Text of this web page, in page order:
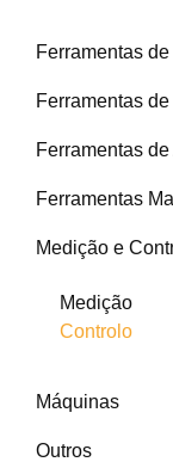
Ferramentas
Ferramentas
Ferramentas
Ferramentas
Medição e
Medição
Controlo
Máquinas
Outros